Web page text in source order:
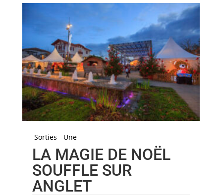
Sorties Une
LA MAGIE DE NOËL
SOUFFLE SUR
ANGLET